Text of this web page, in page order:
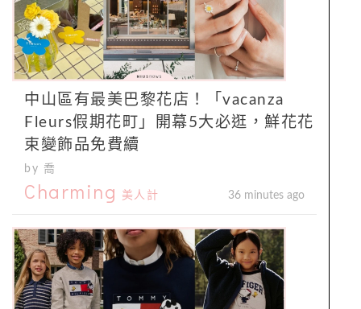
中山區有最美巴黎花店！「vacanza
Fleurs假期花町」開幕5大必逛，鮮花花
束變飾品免費續
by 喬
Charming 美人計 36 minutes ago